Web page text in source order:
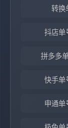
转换
抖店单
拼多多
快手单
申通单